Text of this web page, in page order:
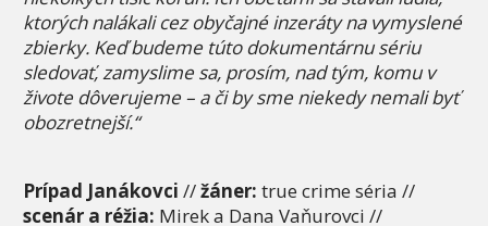
ktorých nalákali cez obyčajné inzeráty na vymyslené
zbierky. Keď budeme túto dokumentárnu sériu
sledovať, zamyslime sa, prosím, nad tým, komu v
živote dôverujeme – a či by sme niekedy nemali byť
obozretnejší.“
Prípad Janákovci //žáner: true crime séria //
scenár a réžia: Mirek a Dana Vaňurovci //